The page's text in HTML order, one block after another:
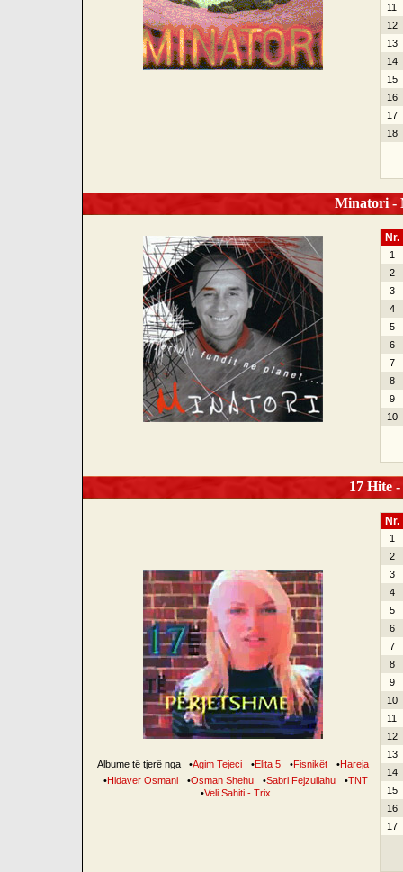
11
12
13
14
15
16
17
18
Minatori -
Nr.
1
2
3
4
5
6
7
8
9
10
17 Hite
Albume të tjerë nga •Agim Tejeci •Elita 5 •Fisnikët •Hareja
•Hidaver Osmani •Osman Shehu •Sabri Fejzullahu •TNT
•Veli Sahiti - Trix
Nr.
1
2
3
4
5
6
7
8
9
10
11
12
13
14
15
16
17